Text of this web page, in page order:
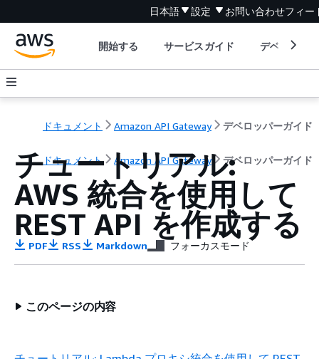
日本語 設定 お問い合わせフィー
開始する サービスガイド デベロッパ
ドキュメント Amazon API Gateway デベロッパーガイド
ドキュメント Amazon API Gateway デベロッパーガイド
チュートリアル:
AWS 統合を使用して
REST API を作成する
PDF RSS Markdown フォーカスモード
このページの内容